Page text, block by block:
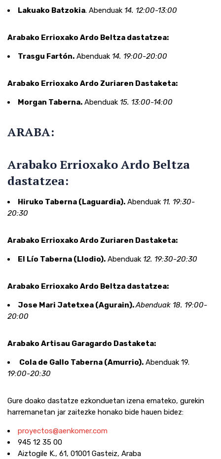
Lakuako Batzokia. Abenduak 14. 12:00-13:00
Arabako Errioxako Ardo Beltza dastatzea:
Trasgu Fartón. Abenduak 14. 19:00-20:00
Arabako Errioxako Ardo Zuriaren Dastaketa:
Morgan Taberna. Abenduak 15. 13:00-14:00
ARABA:
Arabako Errioxako Ardo Beltza
dastatzea:
Hiruko Taberna (Laguardia). Abenduak 11. 19:30-
20:30
Arabako Errioxako Ardo Zuriaren Dastaketa:
El Lío Taberna (Llodio). Abenduak 12. 19:30-20:30
Arabako Errioxako Ardo Beltza dastatzea:
Jose Mari Jatetxea (Agurain).Abenduak 18. 19:00-
20:00
Arabako Artisau Garagardo Dastaketa:
Cola de Gallo Taberna (Amurrio). Abenduak 19.
19:00-20:30
Gure doako dastatze ezkonduetan izena emateko, gurekin
harremanetan jar zaitezke honako bide hauen bidez:
proyectos@aenkomer.com
945 12 35 00
Aiztogile K., 61, 01001 Gasteiz, Araba